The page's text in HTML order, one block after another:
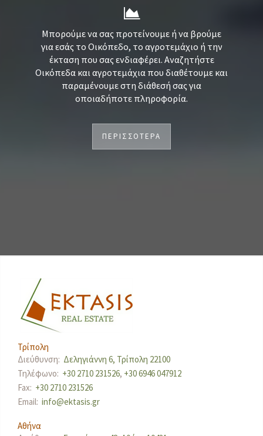
Μπορούμε να σας προτείνουμε ή να βρούμε
για εσάς το Οικόπεδο, το αγροτεμάχιο ή την
έκταση που σας ενδιαφέρει. Αναζητήστε
Οικόπεδα και αγροτεμάχια που διαθέτουμε και
παραμένουμε στη διάθεσή σας για
οποιαδήποτε πληροφορία.
ΠΕΡΙΣΣΟΤΕΡΑ
Τρίπολη
Διεύθυνση: Δεληγιάννη 6, Τρίπολη 22100
Τηλέφωνο: +30 2710 231526, +30 6946 047912
Fax: +30 2710 231526
Email: info@ektasis.gr
Αθήνα